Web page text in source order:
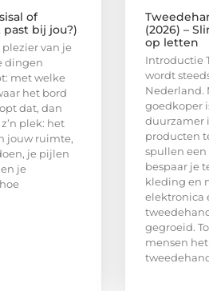
of
bij jou?)
van je
dingen
met welke
het bord
dat, dan
plek: het
jouw ruimte,
je pijlen
je
(2026) –
op letten
Introductie
wordt
Nederland.
goedkoper
duurzamer
producten
spullen een
bespaar je
kleding en
elektronica
gegroeid.
mensen